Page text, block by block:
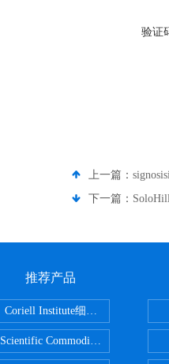
验证
上一篇：
下一篇：
推荐产品
Scientific CommoditiesPE管 广州